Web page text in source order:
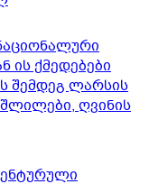
ის ქმედებები
შემდეგ ლარსის
ღვინის